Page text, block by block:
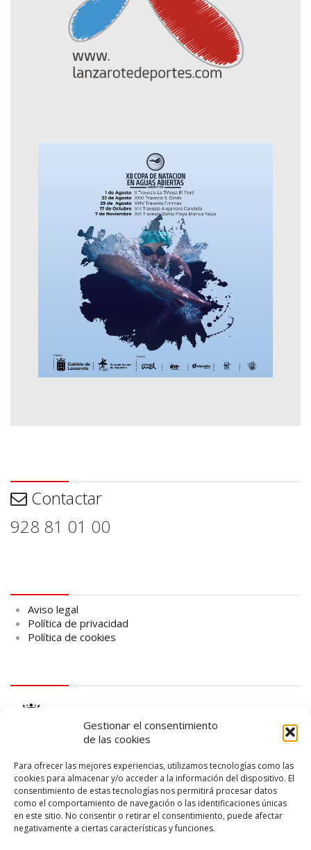
Gestionar el consentimiento
de las cookies
Para ofrecer las mejores experiencias, utilizamos tecnologías como las
cookies para almacenar y/o acceder a la información del dispositivo. El
consentimiento de estas tecnologías nos permitirá procesar datos
como el comportamiento de navegación o las identificaciones únicas
en este sitio. No consentir o retirar el consentimiento, puede afectar
negativamente a ciertas características y funciones.
Contactar
928 81 01 00
Aviso legal
Política de privacidad
Política de cookies
logo SID